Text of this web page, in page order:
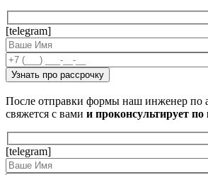
[telegram]
После отправки формы наш инженер по
свяжется с вами и проконсультирует
[telegram]